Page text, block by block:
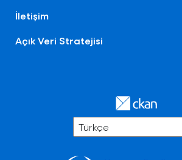
İletişim
Açık Veri Stratejisi